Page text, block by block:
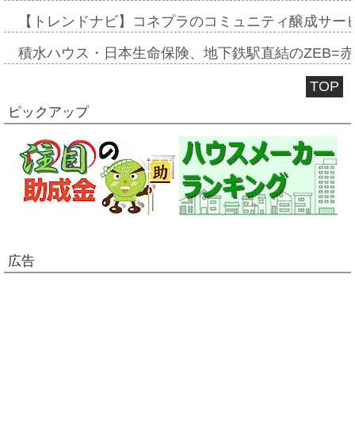
【トレンドナビ】コネプラのコミュニティ醸成サ
積水ハウス・日本生命保険、地下鉄駅直結のZEB=
TOP
ピックアップ
広告